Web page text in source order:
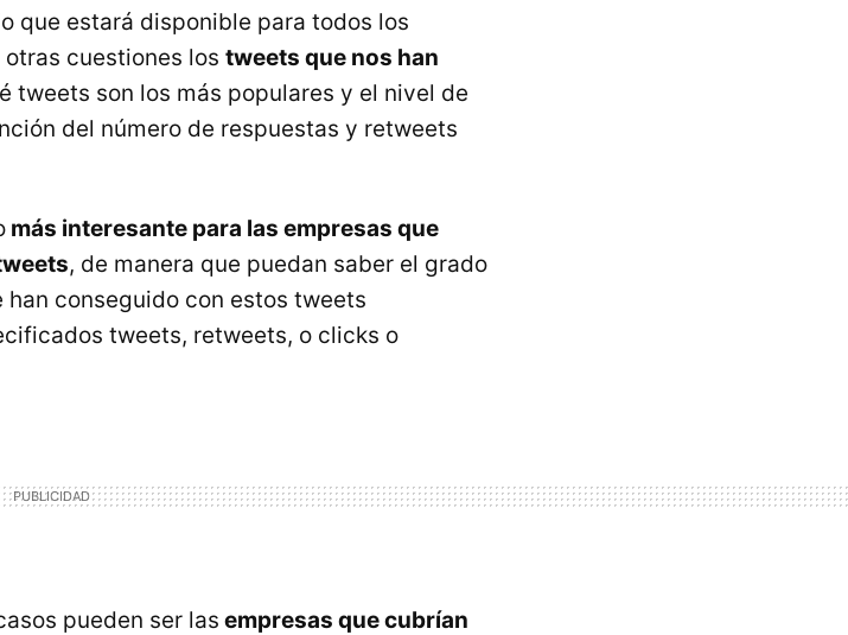
que estará disponible para todos los
cuestiones los tweets que nos han
tweets son los más populares y el nivel de
del número de respuestas y retweets
más interesante para las empresas que
, de manera que puedan saber el grado
conseguido con estos tweets
tweets, retweets, o clicks o
pueden ser las empresas que cubrían